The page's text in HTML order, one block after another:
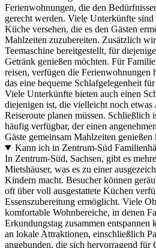
Ferienwohnungen, die den
gerecht werden. Viele Unterkünfte sind
Küche versehen, die es den Gästen
Mahlzeiten zuzubereiten. Zusätzlich
Teemaschine bereitgestellt, für
Getränk genießen möchten. Für
reisen, verfügen die Ferienwohnungen
das eine bequeme Schlafgelegenheit
Viele Unterkünfte bieten auch einen
diejenigen ist, die vielleicht noch
Reiseroute planen müssen. Schließlich
häufig verfügbar, der einen
Gäste gemeinsam Mahlzeiten genießen
Kann ich in Zentrum-Süd
In Zentrum-Süd, Sachsen, gibt es
Mietshäuser, was es zu einer
Kindern macht. Besucher können
oft über voll ausgestattete Küchen
Essenszubereitung ermöglicht. Viele
komfortable Wohnbereiche, in denen
Erkundungstag zusammen entspannen
an lokale Attraktionen, einschließlich
angebunden, die sich hervorragend